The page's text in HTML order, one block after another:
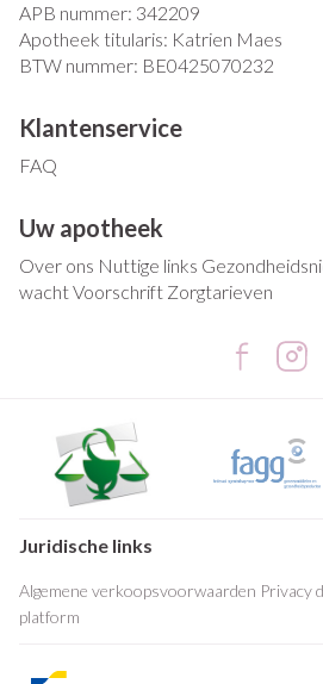
APB nummer: 342209
Apotheek titularis: Katrien Maes
BTW nummer: BE0425070232
Klantenservice
FAQ
Uw apotheek
Over ons Nuttige links
wachtVoorschrift Zorgtarieven
Juridische links
Algemene verkoopsvoorwaarden Privacy
platform